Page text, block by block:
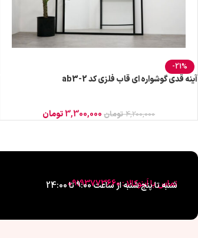
-21%
آینه قدی گوشواره ای قاب فلزی کد ab3-2
4,200,000 تومان 3,300,000تومان
تماس با اَبنوکالا : 09193773660
شنبه تا پنج شنبه از ساعت 9:00 تا 24:00